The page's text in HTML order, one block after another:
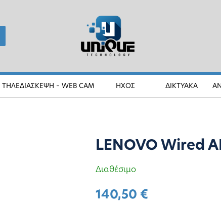
ΤΗΛΕΔΙΑΣΚΕΨΗ – WEB CAM ΗΧΟΣ ΔΙΚΤΥΑΚΑ
LENOVO Wired
Διαθέσιμο
140,50 €